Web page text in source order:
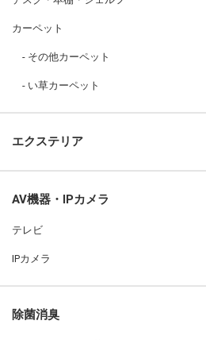
カーペット
その他カーペット
い草カーペット
エクステリア
AV機器・IPカメラ
テレビ
IPカメラ
除菌消臭